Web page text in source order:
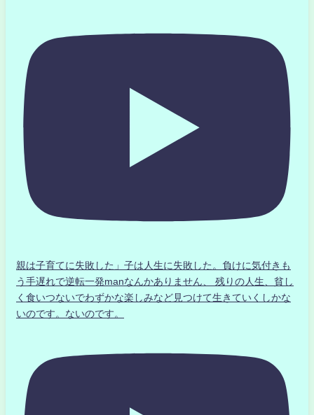
親は子育てに失敗した」子は人生に失敗した。負けに気付きも
う手遅れで逆転一発manなんかありません、 残りの人生、貧し
く食いつないでわずかな楽しみなど見つけて生きていくしかな
いのです。ないのです。